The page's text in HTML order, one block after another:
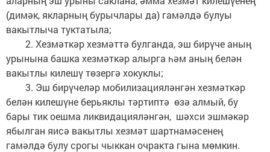
(димәк, якларның бурычлары да) гамәлдә булуы
вакытлыча туктатыла;
2. Хезмәткәр хезмәттә булганда, эш бирүче аның
урынына башка хезмәткәр алырга һәм аның белән
вакытлы килешү төзергә хокуклы;
3. Эш бирүчеләр мобилизацияләнгән хезмәткәр
белән килешүне берьяклы тәртиптә өзә алмый, бу
бары тик оешма ликвидацияләнгән, шәхси эшмәкәр
ябылган яисә вакытлы хезмәт шартнамәсенең
гамәлдә булу срогы чыккан очракта гына мөмкин.